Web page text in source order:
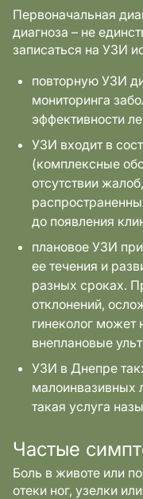
Первоначальная
диагноза – не
записаться на УЗИ
повторную УЗИ
мониторинга
эффективности
УЗИ входит в
(комплексные
отсутствии
до появления
плановое УЗИ
ее течения и
разных сроках.
отклонений,
гинеколог может
внеплановые
УЗИ в Днепре
малоинвазивных
такая услуга
Частые
Боль в животе или
отеки ног, узелки